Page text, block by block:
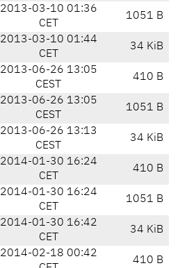
2013-03-10 01:36
CET
1051 B
2013-03-10 01:44
CET
34 KiB
2013-06-26 13:05
CEST
410 B
2013-06-26 13:05
CEST
1051 B
2013-06-26 13:13
CEST
34 KiB
2014-01-30 16:24
CET
410 B
2014-01-30 16:24
CET
1051 B
2014-01-30 16:42
CET
34 KiB
2014-02-18 00:42
410 B